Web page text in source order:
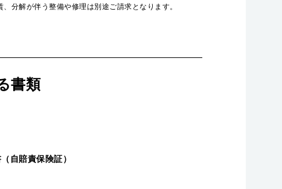
分解が伴う整備や修理は別途ご請求となります。
書類
自賠責保険証）